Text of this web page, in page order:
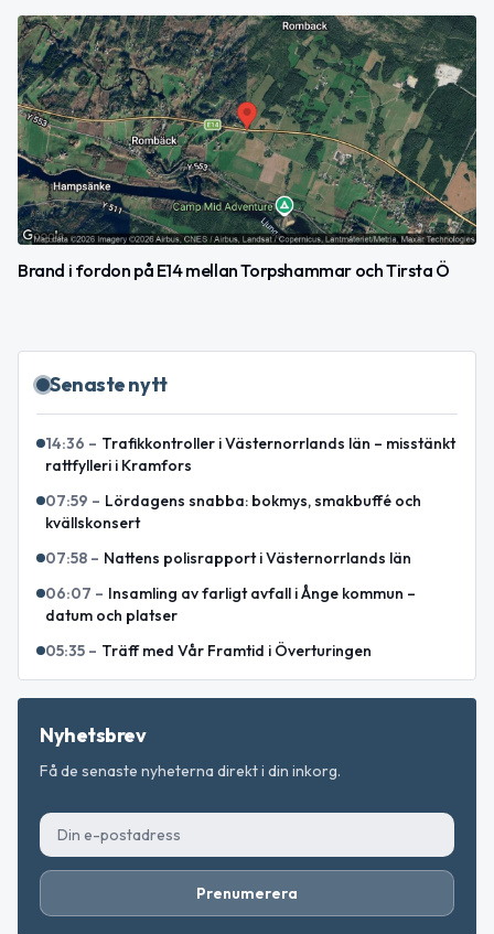
Brand i fordon på E14 mellan Torpshammar och Tirsta Ö
Senaste nytt
14:36 – Trafikkontroller i Västernorrlands län – misstänkt
rattfylleri i Kramfors
07:59 – Lördagens snabba: bokmys, smakbuffé och
kvällskonsert
07:58 – Nattens polisrapport i Västernorrlands län
06:07 – Insamling av farligt avfall i Ånge kommun –
datum och platser
05:35 – Träff med Vår Framtid i Överturingen
Nyhetsbrev
Få de senaste nyheterna direkt i din inkorg.
Prenumerera